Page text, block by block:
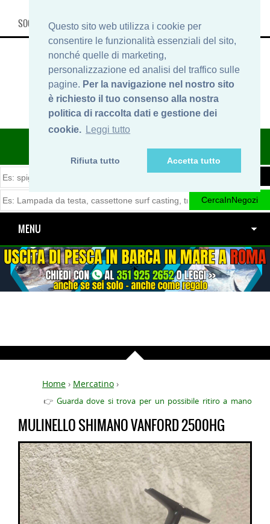
Questo sito web utilizza i cookie per
consentire le funzionalità essenziali del sito,
nonché quelle di marketing,
personalizzazione ed analisi del traffico sulle
pagine. Per la navigazione nel nostro sito
è richiesto il tuo consenso alla nostra
politica di raccolta dati e gestione dei
cookie. Leggi tutto
Rifiuta tutto Accetta tutto
SOCIAL, INFO & SHOP
ITINERARIDIPESCA.IT
MENU
Home › Mercatino ›
👉 Guarda dove si trova per un possibile ritiro a mano
MULINELLO SHIMANO VANFORD 2500HG